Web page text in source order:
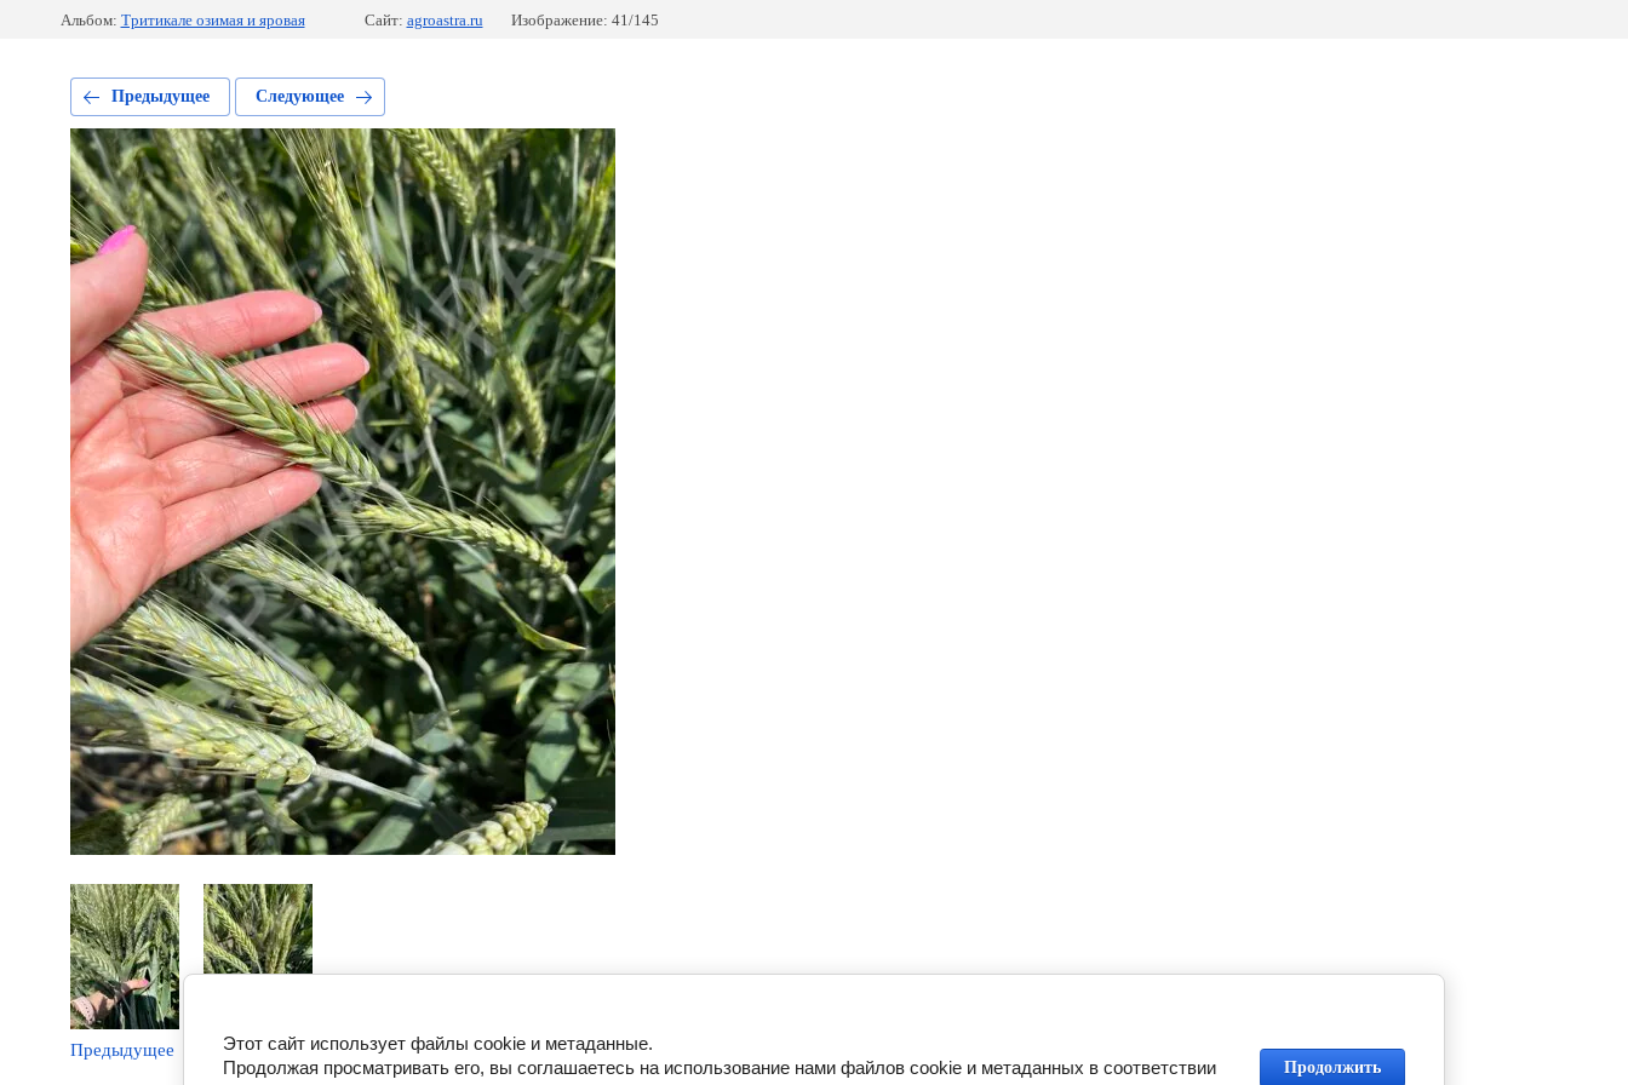
Альбом: Тритикале озимая и яровая Сайт: agroastra.ru Изображение: 41/145
Предыдущее Следующее
Предыдущее Следующее
Этот сайт использует файлы cookie и метаданные.
Продолжая просматривать его, вы соглашаетесь на использование нами файлов cookie и метаданных в соответствии
Продолжить